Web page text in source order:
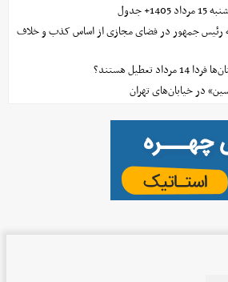
جدول
رئیس جمهور در فضای مجازی از اساس کذب و خلاف
تعطیل هستند؟
در خیابان‌های تهران